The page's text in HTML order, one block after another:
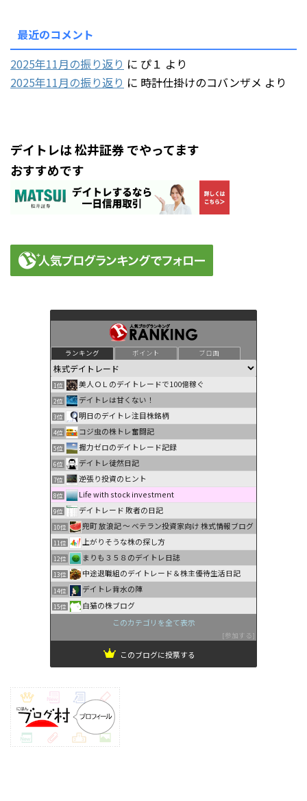
最近のコメント
2025年11月の振り返り に ぴ１ より
2025年11月の振り返り に 時計仕掛けのコバンザメ より
デイトレは 松井証券 でやってます
おすすめです
ランキング ポイント ブロ画
1位 美人ＯＬのデイトレードで100億稼ぐ
2位 デイトレは甘くない！
3位 明日のデイトレ注目株銘柄
4位 コジ虫の株トレ奮闘記
5位 握力ゼロのデイトレード記録
6位 デイトレ徒然日記
7位 逆張り投資のヒント
8位 Life with stock investment
9位 デイトレード 敗者の日記
10位 兜町 放浪記 〜 ベテラン投資家向け 株式情報ブログ
11位 上がりそうな株の探し方
12位 まりも３５８のデイトレ日誌
13位 中途退職組のデイトレード＆株主優待生活日記
14位 デイトレ背水の陣
15位
白猫の株ブログ
このカテゴリを全て表示
参加する
このブログに投票する